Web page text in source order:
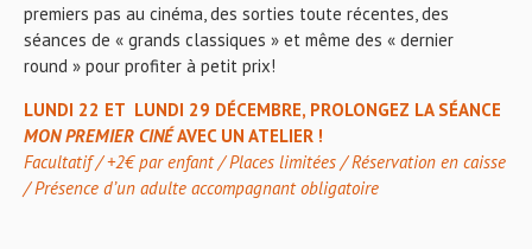
premiers pas au cinéma, des sorties toute récentes, des
séances de « grands classiques » et même des « dernier
round » pour profiter à petit prix!
LUNDI 22 ET LUNDI 29 DÉCEMBRE, PROLONGEZ LA SÉANCE
MON PREMIER CINÉAVEC UN ATELIER !
Facultatif / +2€ par enfant / Places limitées / Réservation en caisse
/ Présence d’un adulte accompagnant obligatoire